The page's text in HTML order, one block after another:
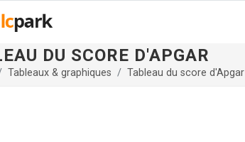
DU SCORE D'APGAR
Tableaux & graphiques Tableau du score d'Apgar